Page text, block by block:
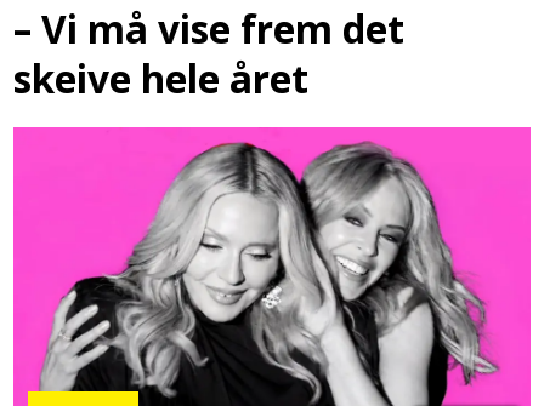
– Vi må vise frem det
skeive hele året